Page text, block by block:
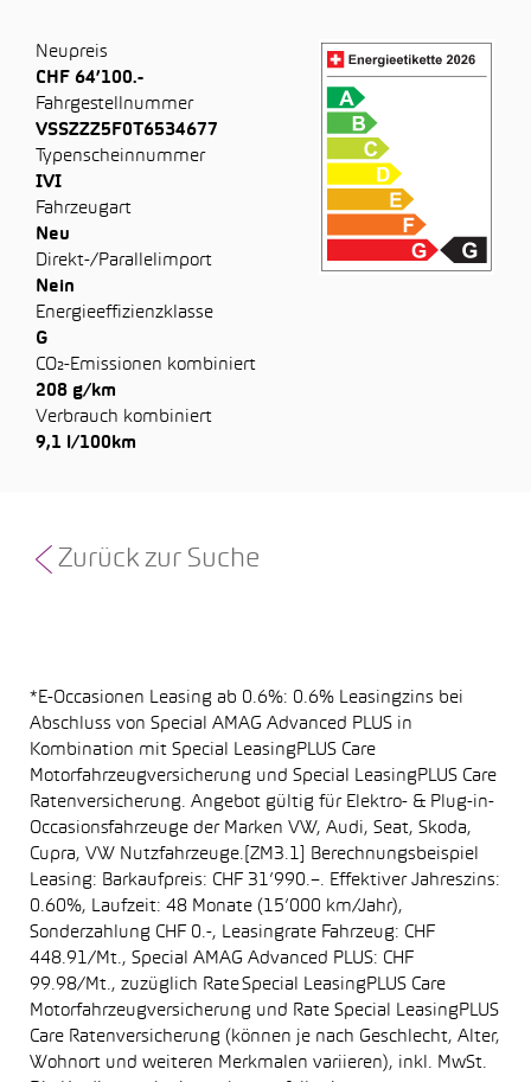
Neupreis
CHF 64’100.-
Fahrgestellnummer
VSSZZZ5F0T6534677
Typenscheinnummer
IVI
Fahrzeugart
Neu
Direkt-/Parallelimport
Nein
Energieeffizienzklasse
G
CO₂-Emissionen kombiniert
208 g/km
Verbrauch kombiniert
9,1 l/100km
Zurück zur Suche
*E-Occasionen Leasing ab 0.6%: 0.6% Leasingzins bei
Abschluss von Special AMAG Advanced PLUS in
Kombination mit Special LeasingPLUS Care
Motorfahrzeugversicherung und Special LeasingPLUS Care
Ratenversicherung. Angebot gültig für Elektro- & Plug-in-
Occasionsfahrzeuge der Marken VW, Audi, Seat, Skoda,
Cupra, VW Nutzfahrzeuge.[ZM3.1] Berechnungsbeispiel
Leasing: Barkaufpreis: CHF 31’990.–. Effektiver Jahreszins:
0.60%, Laufzeit: 48 Monate (15’000 km/Jahr),
Sonderzahlung CHF 0.-, Leasingrate Fahrzeug: CHF
448.91/Mt., Special AMAG Advanced PLUS: CHF
99.98/Mt., zuzüglich Rate Special LeasingPLUS Care
Motorfahrzeugversicherung und Rate Special LeasingPLUS
Care Ratenversicherung (können je nach Geschlecht, Alter,
Wohnort und weiteren Merkmalen variieren), inkl. MwSt.